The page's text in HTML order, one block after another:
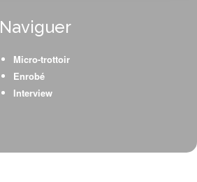
Naviguer
Micro-trottoir
Enrobé
Interview